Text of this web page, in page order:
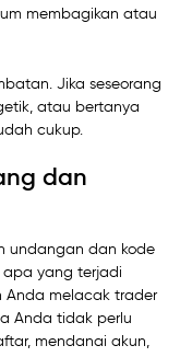
membagikan atau
Jika seseorang
atau bertanya
cukup.
dan
undangan dan kode
apa yang terjadi
Anda melacak trader
Anda tidak perlu
mendanai akun,